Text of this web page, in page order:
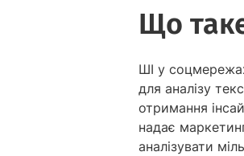
Що
ШІ у
для аналізу
отримання
надає
аналізувати